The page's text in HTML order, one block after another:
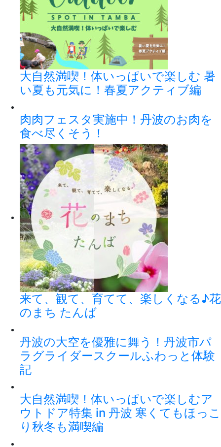
大自然満喫！体いっぱいで楽しむ 暑
い夏も元気に！春夏アクティブ編
肉肉フェスタ実施中！丹波のお肉を
食べ尽くそう！
来て、観て、育てて、楽しくなる♪花
のまち たんば
丹波の大空を優雅に舞う！丹波市パ
ラグライダースクールふわっと体験
記
大自然満喫！体いっぱいで楽しむア
ウトドア特集 in 丹波 寒くてもほっこ
り秋冬も満喫編